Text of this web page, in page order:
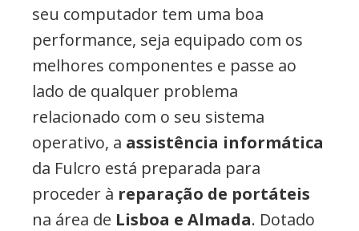
seu computador tem uma boa
performance, seja equipado com os
melhores componentes e passe ao
lado de qualquer problema
relacionado com o seu sistema
operativo, a assistência informática
da Fulcro está preparada para
proceder à reparação de portáteis
na área de Lisboa e Almada. Dotado